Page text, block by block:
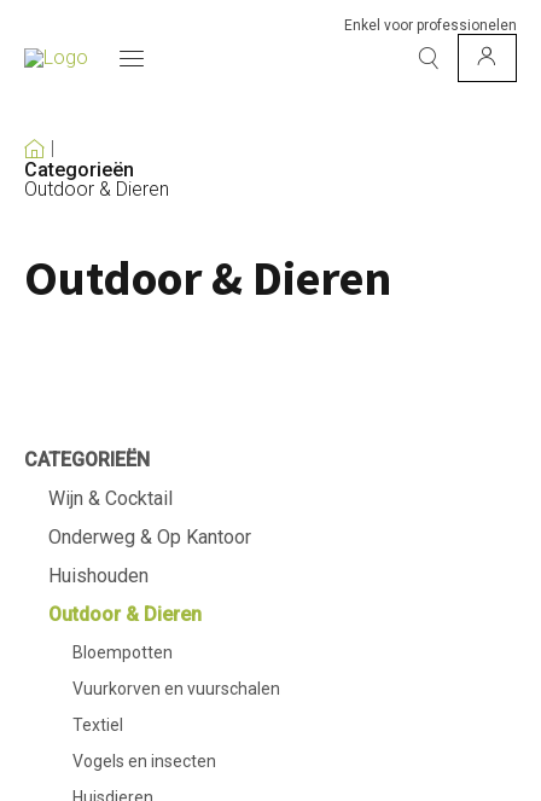
Enkel voor professionelen
Categorieën
Outdoor & Dieren
Outdoor & Dieren
CATEGORIEËN
Wijn & Cocktail
Onderweg & Op Kantoor
Huishouden
Outdoor & Dieren
Bloempotten
Vuurkorven en vuurschalen
Textiel
Vogels en insecten